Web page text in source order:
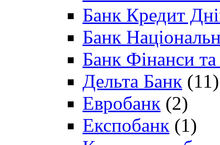
Банк Кредит
Банк
Банк Фінанси
Дельта Банк (11)
Евробанк (2)
Експобанк (1)